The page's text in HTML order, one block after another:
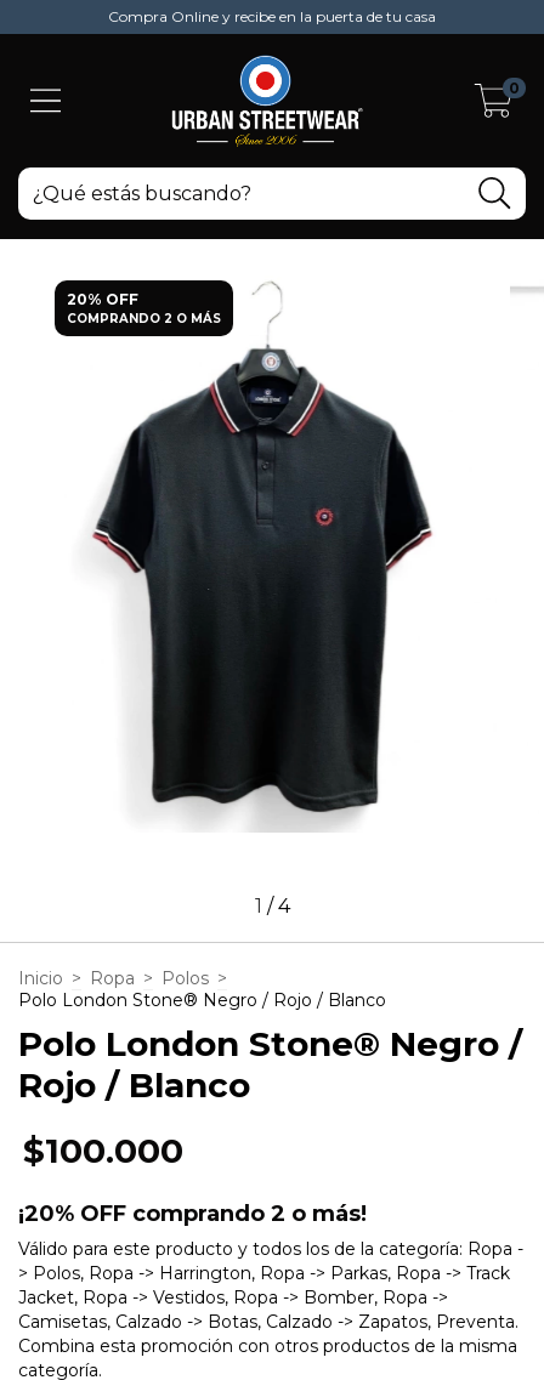
Compra Online y recibe en la puerta de tu casa
0
20% OFF
COMPRANDO 2 O MÁS
1 /4
Inicio > Ropa > Polos >
Polo London Stone® Negro / Rojo / Blanco
Polo London Stone® Negro /
Rojo / Blanco
$100.000
¡20% OFF comprando 2 o más!
Válido para este producto y todos los de la categoría: Ropa -
> Polos, Ropa -> Harrington, Ropa -> Parkas, Ropa -> Track
Jacket, Ropa -> Vestidos, Ropa -> Bomber, Ropa ->
Camisetas, Calzado -> Botas, Calzado -> Zapatos, Preventa.
Combina esta promoción con otros productos de la misma
categoría.